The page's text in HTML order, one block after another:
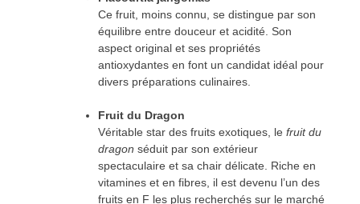
Ce fruit, moins connu, se distingue par son
équilibre entre douceur et acidité. Son
aspect original et ses propriétés
antioxydantes en font un candidat idéal pour
divers préparations culinaires.
Fruit du Dragon
Véritable star des fruits exotiques, le fruit du
dragon séduit par son extérieur
spectaculaire et sa chair délicate. Riche en
vitamines et en fibres, il est devenu l’un des
fruits en F les plus recherchés sur le marché